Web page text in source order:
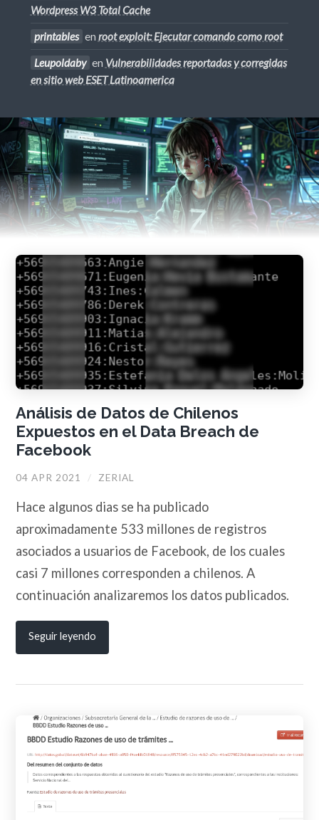
Wordpress W3 Total Cache
printables en root exploit: Ejecutar comando como root
Leupoldaby en Vulnerabilidades reportadas y corregidas
en sitio web ESET Latinoamerica
Análisis de Datos de Chilenos
Expuestos en el Data Breach de
Facebook
04 APR 2021 / ZERIAL
Hace algunos dias se ha publicado
aproximadamente 533 millones de registros
asociados a usuarios de Facebook, de los cuales
casi 7 millones corresponden a chilenos. A
continuación analizaremos los datos publicados.
Seguir leyendo